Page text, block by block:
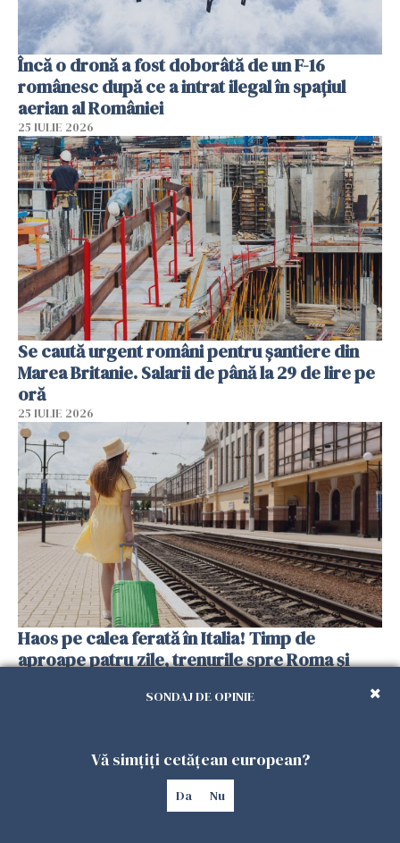
Încă o dronă a fost doborâtă de un F-16
românesc după ce a intrat ilegal în spațiul
aerian al României
25 IULIE 2026
Se caută urgent români pentru șantiere din
Marea Britanie. Salarii de până la 29 de lire pe
oră
25 IULIE 2026
Haos pe calea ferată în Italia! Timp de
aproape patru zile, trenurile spre Roma și
SONDAJ DE OPINIE
Vă simțiți cetățean european?
Da Nu